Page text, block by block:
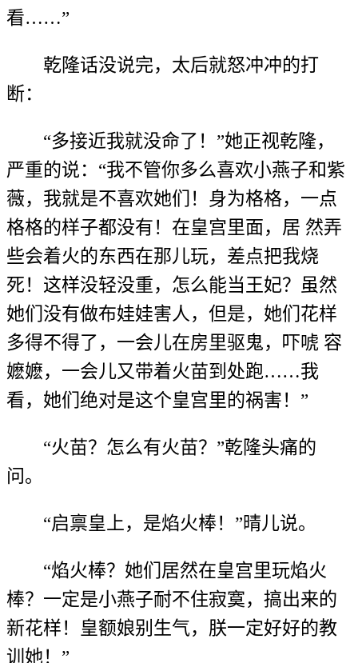
看……”
乾隆话没说完，太后就怒冲冲的打
断：
“多接近我就没命了！”她正视乾隆，
严重的说：“我不管你多么喜欢小燕子和紫
薇，我就是不喜欢她们！身为格格，一点
格格的样子都没有！在皇宫里面，居 然弄
些会着火的东西在那儿玩，差点把我烧
死！这样没轻没重，怎么能当王妃？虽然
她们没有做布娃娃害人，但是，她们花样
多得不得了，一会儿在房里驱鬼，吓唬 容
嬷嬷，一会儿又带着火苗到处跑……我
看，她们绝对是这个皇宫里的祸害！”
“火苗？怎么有火苗？”乾隆头痛的
问。
“启禀皇上，是焰火棒！”晴儿说。
“焰火棒？她们居然在皇宫里玩焰火
棒？一定是小燕子耐不住寂寞，搞出来的
新花样！皇额娘别生气，朕一定好好的教
训她！”